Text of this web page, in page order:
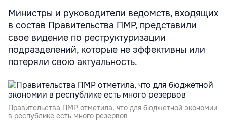
Министры и руководители ведомств, входящих
в состав Правительства ПМР, представили
свое видение по реструктуризации
подразделений, которые не эффективны или
потеряли свою актуальность.
Правительства ПМР отметила, что для бюджетной экономии
в республике есть много резервов